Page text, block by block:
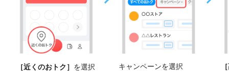
［近くのおトク］ を選択 キャンペーンを選択